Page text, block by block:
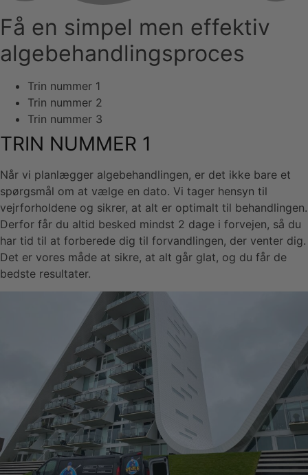
Få en simpel men effektiv
algebehandlingsproces
Trin nummer 1
Trin nummer 2
Trin nummer 3
TRIN NUMMER 1
Når vi planlægger algebehandlingen, er det ikke bare et
spørgsmål om at vælge en dato. Vi tager hensyn til
vejrforholdene og sikrer, at alt er optimalt til behandlingen.
Derfor får du altid besked mindst 2 dage i forvejen, så du
har tid til at forberede dig til forvandlingen, der venter dig.
Det er vores måde at sikre, at alt går glat, og du får de
bedste resultater.